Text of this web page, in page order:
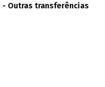
Outras transferências